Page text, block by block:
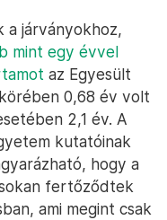
a járványokhoz,
mint egy évvel
az Egyesült
0,68 év volt
2,1 év. A
kutatóinak
hogy a
fertőződtek
ami megint csak